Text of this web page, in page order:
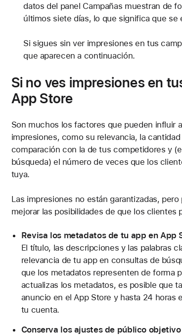
datos del panel Campañas muestran de
últimos siete días, lo que significa que se
Si sigues sin ver impresiones en tus
que aparecen a continuación.
Si no ves impresiones en
App Store
Son muchos los factores que pueden influir
impresiones, como su relevancia, la
comparación con la de tus competidores y
búsqueda) el número de veces que los
tuya.
Las impresiones no están garantizadas,
mejorar las posibilidades de que los clientes
Revisa los metadatos de tu app en App
El título, las descripciones y las palabras
relevancia de tu app en consultas de
que los metadatos representen de forma
actualizas los metadatos, es posible que
anuncio en el App Store y hasta 24 horas
tu cuenta.
Conserva los ajustes de público